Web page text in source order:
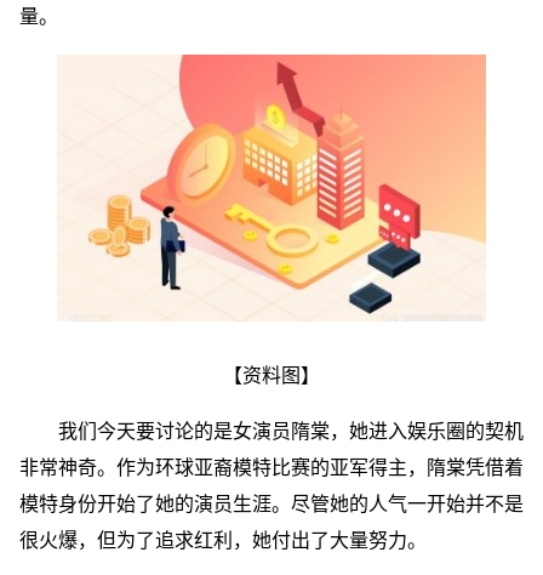
量。
【资料图】
我们今天要讨论的是女演员隋棠，她进入娱乐圈的契机
非常神奇。作为环球亚裔模特比赛的亚军得主，隋棠凭借着
模特身份开始了她的演员生涯。尽管她的人气一开始并不是
很火爆，但为了追求红利，她付出了大量努力。